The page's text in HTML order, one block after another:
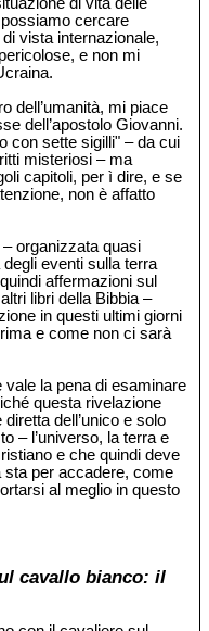
cercare
vista internazionale,
e non mi
dell’umanità, mi piace
dell’apostolo Giovanni.
con sette sigilli" – da cui
misteriosi – ma
capitoli, per ì dire, e se
non è affatto
organizzata quasi
eventi sulla terra
affermazioni sul
libri della Bibbia –
in questi ultimi giorni
e come non ci sarà
vale la pena di esaminare
questa rivelazione
dell’unico e solo
– l’universo, la terra e
e che quindi deve
sta per accadere, come
al meglio in questo
cavallo bianco: il